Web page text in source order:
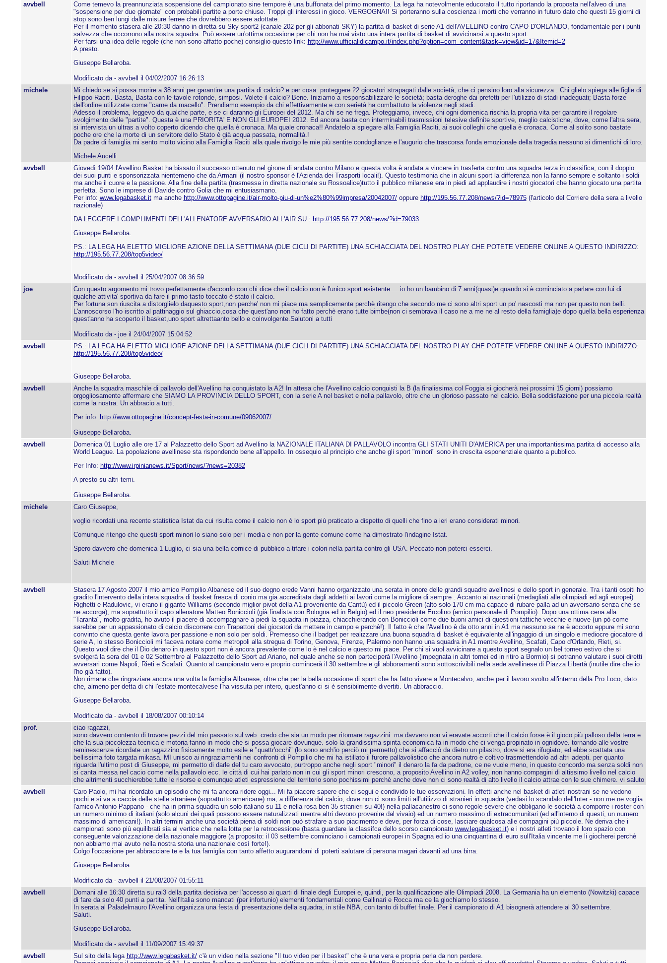
avvbell
Come temevo la preannunziata sospensione del campionato sine tempore è una buffonata del primo momento. La lega ha notevolmente educorato il tutto riportando la proposta nell'alveo di una
"sospensione per due giornate" con probabili partite a porte chiuse. Troppi gli interessi in gioco. VERGOGNA!! Si porteranno sulla coscienza i morti che verranno in futuro dato che questi 15 giorni di
stop sono ben lungi dalle misure ferree che dovrebbero essere adottate.
Per il momento stasera alle 20:30 danno in diretta su Sky sport2 (canale 202 per gli abbonati SKY) la partita di basket di serie A1 dell'AVELLINO contro CAPO D'ORLANDO, fondamentale per i punti
salvezza che occorrono alla nostra squadra. Può essere un'ottima occasione per chi non ha mai visto una intera partita di basket di avvicinarsi a questo sport.
Per farsi una idea delle regole (che non sono affatto poche) consiglio questo link: http://www.ufficialidicampo.it/index.php?option=com_content&task=view&id=17&Itemid=2
A presto.
Giuseppe Bellaroba.
Modificato da - avvbell il 04/02/2007 16:26:13
michele
Mi chiedo se si possa morire a 38 anni per garantire una partita di calcio? e per cosa: proteggere 22 giocatori strapagati dalle società, che ci pensino loro alla sicurezza . Chi glielo spiega alle figlie di
Filippo Raciti. Basta, Basta con le tavole rotonde, simposi. Volete il calcio? Bene. Iniziamo a responsabilizzare le società; basta deroghe dai prefetti per l'utilizzo di stadi inadeguati; Basta forze
dell'ordine utilizzate come "carne da macello". Prendiamo esempio da chi effettivamente e con serietà ha combattuto la violenza negli stadi.
Adesso il problema, leggevo da qualche parte, e se ci daranno gli Europei del 2012. Ma chi se ne frega. Proteggiamo, invece, chi ogni domenica rischia la propria vita per garantire il regolare
svolgimento delle "partite". Questa è una PRIORITA' E NON GLI EUROPEI 2012. Ed ancora basta con interminabili trasmissioni telesive definite sportive, meglio calcistiche, dove, come l'altra sera,
si intervista un ultras a volto coperto dicendo che quella è cronaca. Ma quale cronaca!! Andatelo a spiegare alla Famiglia Raciti, ai suoi colleghi che quella è cronaca. Come al solito sono bastate
poche ore che la morte di un servitore dello Stato è già acqua passata, normalità.!
Da padre di famiglia mi sento molto vicino alla Famiglia Raciti alla quale rivolgo le mie più sentite condoglianze e l'augurio che trascorsa l'onda emozionale della tragedia nessuno si dimentichi di loro.
Michele Aucelli
avvbell
Giovedì 19/04 l'Avellino Basket ha bissato il successo ottenuto nel girone di andata contro Milano e questa volta è andata a vincere in trasferta contro una squadra terza in classifica, con il doppio
dei suoi punti e sponsorizzata nientemeno che da Armani (il nostro sponsor è l'Azienda dei Trasporti locali!). Questo testimonia che in alcuni sport la differenza non la fanno sempre e soltanto i soldi
ma anche il cuore e la passione. Alla fine della partita (trasmessa in diretta nazionale su Rossoalice)tutto il pubblico milanese era in piedi ad applaudire i nostri giocatori che hanno giocato una partita
perfetta. Sono le imprese di Davide contro Golia che mi entusiasmano.
Per info: www.legabasket.itma anche http://www.ottopagine.it/air-molto-piu-di-un%e2%80%99impresa/20042007/oppure http://195.56.77.208/news/?id=78975(l'articolo del Corriere della sera a livello
nazionale)
DA LEGGERE I COMPLIMENTI DELL'ALLENATORE AVVERSARIO ALL'AIR SU : http://195.56.77.208/news/?id=79033
Giuseppe Bellaroba.
PS.: LA LEGA HA ELETTO MIGLIORE AZIONE DELLA SETTIMANA (DUE CICLI DI PARTITE) UNA SCHIACCIATA DEL NOSTRO PLAY CHE POTETE VEDERE ONLINE A QUESTO INDIRIZZO:
http://195.56.77.208/top5video/
Modificato da - avvbell il 25/04/2007 08:36:59
joe
Con questo argomento mi trovo perfettamente d'accordo con chi dice che il calcio non è l'unico sport esistente.....io ho un bambino di 7 anni(quasi)e quando si è cominciato a parlare con lui di
qualche attivita' sportiva da fare il primo tasto toccato è stato il calcio.
Per fortuna son riuscita a distorglielo daquesto sport,non perche' non mi piace ma semplicemente perchè ritengo che secondo me ci sono altri sport un po' nascosti ma non per questo non belli.
L'annoscorso l'ho iscritto al pattinaggio sul ghiaccio,cosa che quest'ano non ho fatto perchè erano tutte bimbe(non ci sembrava il caso ne a me ne al resto della famiglia)e dopo quella bella esperienza
quest'anno ha scoperto il basket,uno sport altrettaanto bello e coinvolgente.Salutoni a tutti
Modificato da - joe il 24/04/2007 15:04:52
avvbell
PS.: LA LEGA HA ELETTO MIGLIORE AZIONE DELLA SETTIMANA (DUE CICLI DI PARTITE) UNA SCHIACCIATA DEL NOSTRO PLAY CHE POTETE VEDERE ONLINE A QUESTO INDIRIZZO:
http://195.56.77.208/top5video/
Giuseppe Bellaroba.
avvbell
Anche la squadra maschile di pallavolo dell'Avellino ha conquistato la A2! In attesa che l'Avellino calcio conquisti la B (la finalissima col Foggia si giocherà nei prossimi 15 giorni) possiamo
orgogliosamente affermare che SIAMO LA PROVINCIA DELLO SPORT, con la serie A nel basket e nella pallavolo, oltre che un glorioso passato nel calcio. Bella soddisfazione per una piccola realtà
come la nostra. Un abbracio a tutti.
Per info: http://www.ottopagine.it/concept-festa-in-comune/09062007/
Giuseppe Bellaroba.
avvbell
Domenica 01 Luglio alle ore 17 al Palazzetto dello Sport ad Avellino la NAZIONALE ITALIANA DI PALLAVOLO incontra GLI STATI UNITI D'AMERICA per una importantissima partita di accesso alla
World League. La popolazione avellinese sta rispondendo bene all'appello. In ossequio al principio che anche gli sport "minori" sono in crescita esponenziale quanto a pubblico.
Per Info: http://www.irpinianews.it/Sport/news/?news=20382
A presto su altri temi.
Giuseppe Bellaroba.
michele
Caro Giuseppe,
voglio ricordati una recente statistica Istat da cui risulta come il calcio non è lo sport più praticato a dispetto di quelli che fino a ieri erano considerati minori.
Comunque ritengo che questi sport minori lo siano solo per i media e non per la gente comune come ha dimostrato l'indagine Istat.
Spero davvero che domenica 1 Luglio, ci sia una bella cornice di pubblico a tifare i colori nella partita contro gli USA. Peccato non poterci esserci.
Saluti Michele
avvbell
Stasera 17 Agosto 2007 il mio amico Pompilio Albanese ed il suo degno erede Vanni hanno organizzato una serata in onore delle grandi squadre avellinesi e dello sport in generale. Tra i tanti ospiti ho
gradito l'intervento della intera squadra di basket fresca di conio ma gia accreditata dagli addetti ai lavori come la migliore di sempre . Accanto ai nazionali (medagliati alle olimpiadi ed agli europei)
Righetti e Radulovic, vi erano il gigante Williams (secondo miglior pivot della A1 proveniente da Cantù) ed il piccolo Green (alto solo 170 cm ma capace di rubare palla ad un avversario senza che se
ne accorga), ma soprattutto il capo allenatore Matteo Boniccioli (già finalista con Bologna ed in Belgio) ed il neo presidente Ercolino (amico personale di Pompilio). Dopo una ottima cena alla
"Taranta", molto gradita, ho avuto il piacere di accompagnare a piedi la squadra in piazza, chiacchierando con Boniccioli come due buoni amici di questioni tattiche vecchie e nuove (un pò come
sarebbe per un appassionato di calcio discorrere con Trapattoni dei giocatori da mettere in campo e perchè!). Il fatto è che l'Avellino è da otto anni in A1 ma nessuno se ne è accorto eppure mi sono
convinto che questa gente lavora per passione e non solo per soldi. Premesso che il badget per realizzare una buona squadra di basket è equivalente all'ingaggio di un singolo e mediocre giocatore di
serie A, lo stesso Boniccioli mi faceva notare come metropoli alla stregua di Torino, Genova, Firenze, Palermo non hanno una squadra in A1 mentre Avellino, Scafati, Capo d'Orlando, Rieti, si.
Questo vuol dire che il Dio denaro in questo sport non è ancora prevalente come lo è nel calcio e questo mi piace. Per chi si vuol avvicinare a questo sport segnalo un bel torneo estivo che si
svolgerà la sera del 01 e 02 Settembre al Palazzetto dello Sport ad Ariano, nel quale anche se non parteciperà l'Avellino (impegnata in altri tornei ed in ritiro a Bormio) si potranno valutare i suoi diretti
avversari come Napoli, Rieti e Scafati. Quanto al campionato vero e proprio comincerà il 30 settembre e gli abbonamenti sono sottoscrivibili nella sede avellinese di Piazza Libertà (inutile dire che io
l'ho già fatto).
Non rimane che ringraziare ancora una volta la famiglia Albanese, oltre che per la bella occasione di sport che ha fatto vivere a Montecalvo, anche per il lavoro svolto all'interno della Pro Loco, dato
che, almeno per detta di chi l'estate montecalvese l'ha vissuta per intero, quest'anno ci si è sensibilmente divertiti. Un abbraccio.
Giuseppe Bellaroba.
Modificato da - avvbell il 18/08/2007 00:10:14
prof.
ciao ragazzi,
sono davvero contento di trovare pezzi del mio passato sul web. credo che sia un modo per ritornare ragazzini. ma davvero non vi eravate accorti che il calcio forse è il gioco più palloso della terra e
che la sua piccolezza tecnica e motoria fanno in modo che si possa giocare dovunque. solo la grandissima spinta economica fa in modo che ci venga propinato in ognidove. tornando alle vostre
reminescenze ricordate un ragazzino fisicamente molto esile e "quattr'occhi" (lo sono anch'io perciò mi permetto) che si affacciò da dietro un pilastro, dove si era rifugiato, ed ebbe scattata una
bellissima foto targata mikasa. MI unisco ai ringraziamenti nei confronti di Pompilio che mi ha istillato il furore pallavolistico che ancora nutro e coltivo trasmettendolo ad altri adepti. per quanto
riguarda l'ultimo post di Giuseppe, mi permetto di darle del tu caro avvocato, purtroppo anche negli sport "minori" il denaro la fa da padrone, ce ne vuole meno, in questo concordo ma senza soldi non
si canta messa nel cacio come nella pallavolo ecc. le città di cui hai parlato non in cui gli sport minori crescono, a proposito Avellino in A2 volley, non hanno compagini di altissimo livello nel calcio
che altrimenti succhierebbe tutte le risorse e comunque atleti espressione del territorio sono pochissimi perchè anche dove non ci sono realtà di alto livello il calcio attrae con le sue chimere. vi saluto
avvbell
Caro Paolo, mi hai ricordato un episodio che mi fa ancora ridere oggi... Mi fa piacere sapere che ci segui e condivido le tue osservazioni. In effetti anche nel basket di atleti nostrani se ne vedono
pochi e si va a caccia delle stelle straniere (soprattutto americane) ma, a differenza del calcio, dove non ci sono limiti all'utilizzo di stranieri in squadra (vedasi lo scandalo dell'Inter - non me ne voglia
l'amico Antonio Pappano - che ha in prima squadra un solo italiano su 11 e nella rosa ben 35 stranieri su 40!) nella pallacanestro ci sono regole severe che obbligano le società a comporre i roster con
un numero minimo di italiani (solo alcuni dei quali possono essere naturalizzati mentre altri devono provenire dal vivaio) ed un numero massimo di extracomunitari (ed all'interno di questi, un numero
massimo di americani!). In altri termini anche una società piena di soldi non può strafare a suo piacimento e deve, per forza di cose, lasciare qualcosa alle compagini più piccole. Ne deriva che i
campionati sono più equilibrati sia al vertice che nella lotta per la retrocessione (basta guardare la classifca dello scorso campionato www.legabasket.it) e i nostri atleti trovano il loro spazio con
conseguente valorizzazione della nazionale maggiore (a proposito: il 03 settembre cominciano i campionati europei in Spagna ed io una cinquantina di euro sull'Italia vincente me li giocherei perchè
non abbiamo mai avuto nella nostra storia una nazionale così forte!).
Colgo l'occasione per abbracciare te e la tua famiglia con tanto affetto augurandomi di poterti salutare di persona magari davanti ad una birra.
Giuseppe Bellaroba.
Modificato da - avvbell il 21/08/2007 01:55:11
avvbell
Domani alle 16:30 diretta su rai3 della partita decisiva per l'accesso ai quarti di finale degli Europei e, quindi, per la qualificazione alle Olimpiadi 2008. La Germania ha un elemento (Nowitzki) capace
di fare da solo 40 punti a partita. Nell'Italia sono mancati (per infortunio) elementi fondamentali come Gallinari e Rocca ma ce la giochiamo lo stesso.
In serata al Paladelmauro l'Avellino organizza una festa di presentazione della squadra, in stile NBA, con tanto di buffet finale. Per il campionato di A1 bisognerà attendere al 30 settembre.
Saluti.
Giuseppe Bellaroba.
Modificato da - avvbell il 11/09/2007 15:49:37
avvbell
Sul sito della lega http://www.legabasket.it/c'è un video nella sezione "Il tuo video per il basket" che è una vera e propria perla da non perdere.